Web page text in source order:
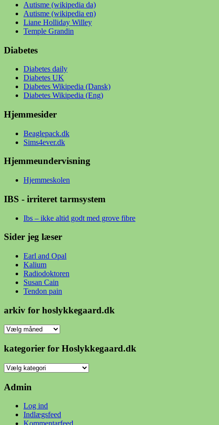
Autisme (wikipedia da)
Autisme (wikipedia en)
Liane Holliday Willey
Temple Grandin
Diabetes
Diabetes daily
Diabetes UK
Diabetes Wikipedia (Dansk)
Diabetes Wikipedia (Eng)
Hjemmesider
Beaglepack.dk
Sims4ever.dk
Hjemmeundervisning
Hjemmeskolen
IBS - irriteret tarmsystem
Ibs – ikke altid godt med grove fibre
Sider jeg læser
Earl and Opal
Kalium
Radiodoktoren
Susan Cain
Tendon pain
arkiv for hoslykkegaard.dk
arkiv
hoslykkegaard.dk
kategorier for Hoslykkegaard.dk
kategorier
Hoslykkegaard.dk
Admin
Log ind
Indlægsfeed